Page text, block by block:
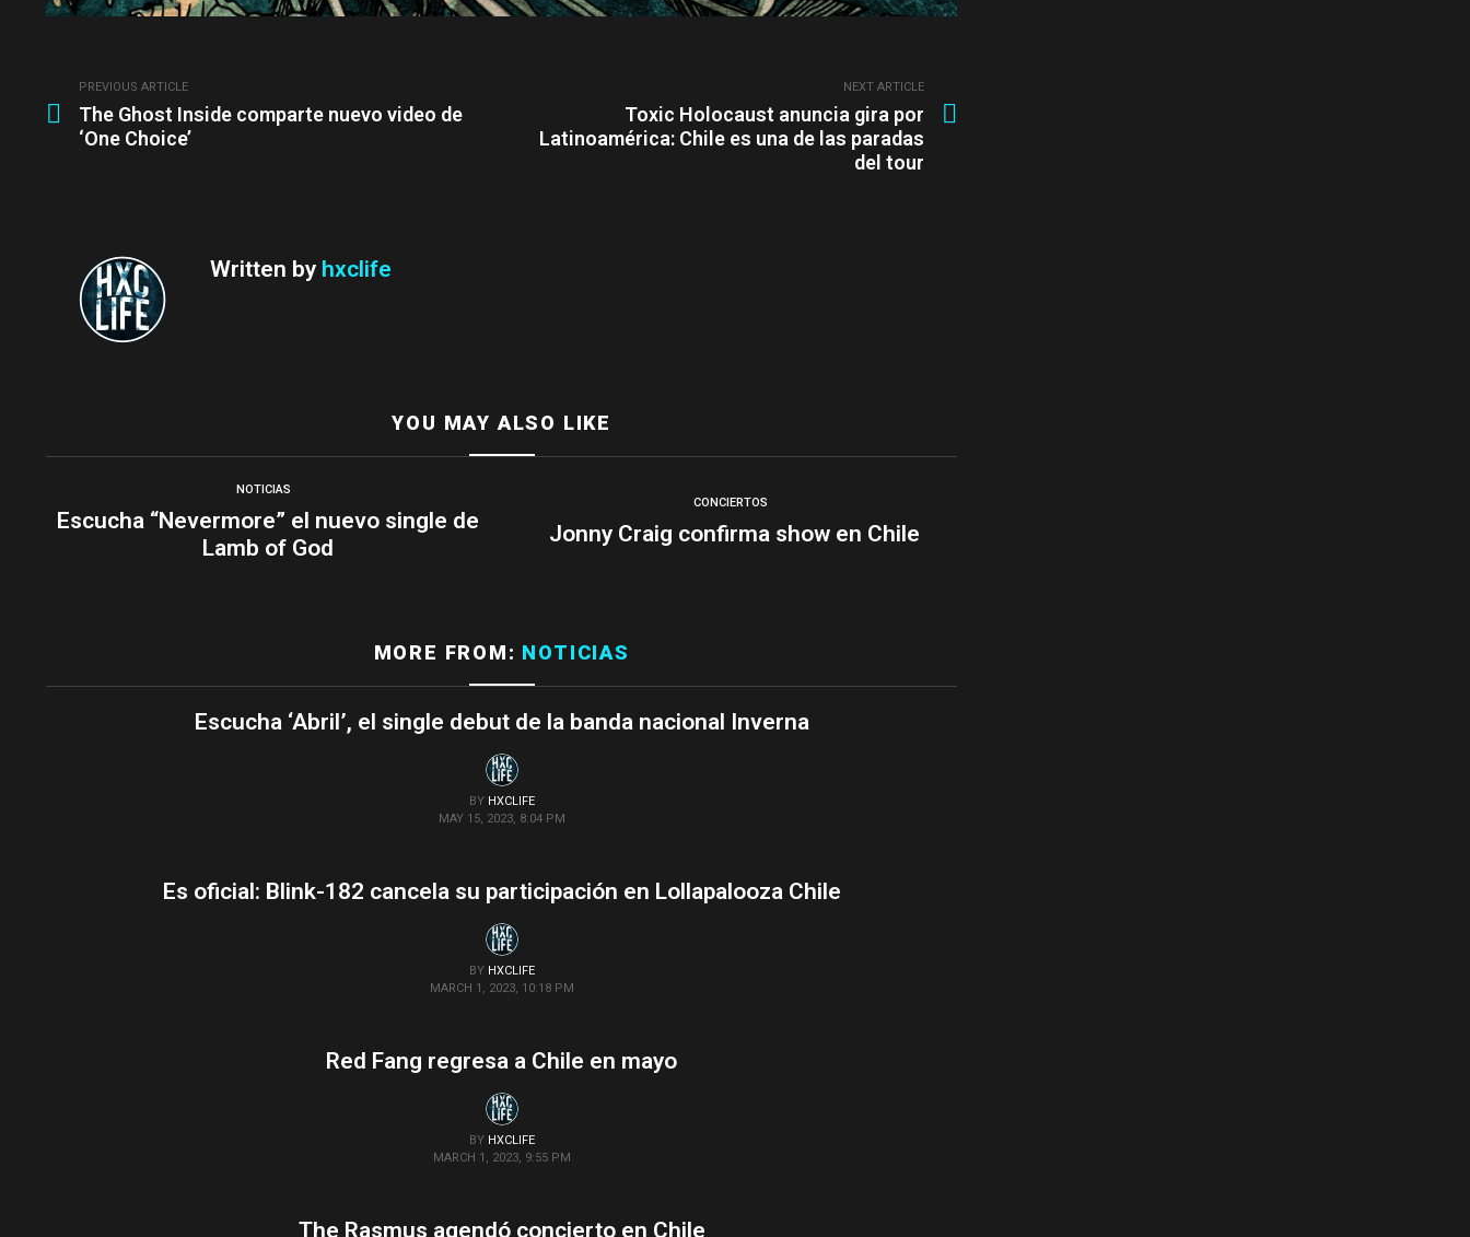
more
PREVIOUS ARTICLE
The Ghost Inside comparte nuevo video de
‘One Choice’
NEXT ARTICLE
Toxic Holocaust anuncia gira por
Latinoamérica: Chile es una de las paradas
del tour
Written by hxclife
YOU MAY ALSO LIKE
NOTICIAS
Escucha “Nevermore” el nuevo single de
Lamb of God
CONCIERTOS
Jonny Craig confirma show en Chile
MORE FROM: NOTICIAS
Escucha ‘Abril’, el single debut de la banda nacional Inverna
BY HXCLIFE
MAY 15, 2023, 8:04 PM
Es oficial: Blink-182 cancela su participación en Lollapalooza Chile
BY HXCLIFE
MARCH 1, 2023, 10:18 PM
Red Fang regresa a Chile en mayo
BY HXCLIFE
MARCH 1, 2023, 9:55 PM
The Rasmus agendó concierto en Chile